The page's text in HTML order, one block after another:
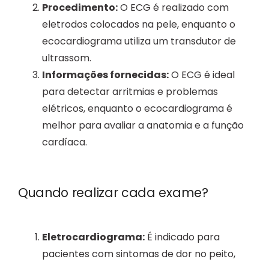
Procedimento:O ECG é realizado com
eletrodos colocados na pele, enquanto o
ecocardiograma utiliza um transdutor de
ultrassom.
Informações fornecidas:O ECG é ideal
para detectar arritmias e problemas
elétricos, enquanto o ecocardiograma é
melhor para avaliar a anatomia e a função
cardíaca.
Quando realizar cada exame?
Eletrocardiograma:É indicado para
pacientes com sintomas de dor no peito,